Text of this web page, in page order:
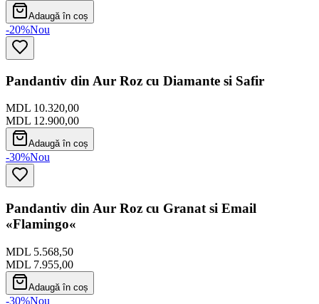
Adaugă în coș
-20%Nou
Pandantiv din Aur Roz cu Diamante si Safir
MDL 10.320,00
MDL 12.900,00
Adaugă în coș
-30%Nou
Pandantiv din Aur Roz cu Granat si Email
«Flamingo«
MDL 5.568,50
MDL 7.955,00
Adaugă în coș
-30%Nou